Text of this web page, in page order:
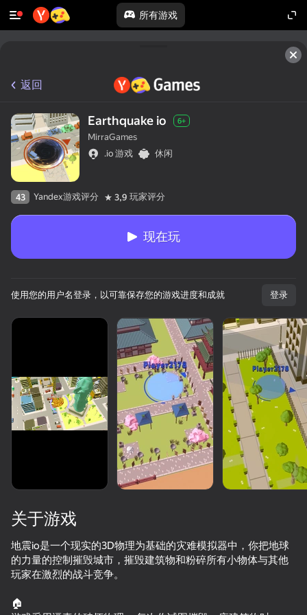
所有游戏
加载中
返回
Earthquake io 6+
MirraGames
.io 游戏
休闲
43 Yandex游戏评分 3,9 玩家评分
现在玩
使用您的用户名登录，以可靠保存您的游戏进度和成就 登录
关于游戏
地震io是一个现实的3D物理为基础的灾难模拟器中，你把地球
的力量的控制摧毁城市，摧毁建筑物和粉碎所有小物体与其他
玩家在激烈的战斗竞争。
🏠